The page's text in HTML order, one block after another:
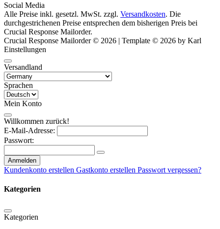
Social Media
Alle Preise inkl. gesetzl. MwSt. zzgl. Versandkosten. Die
durchgestrichenen Preise entsprechen dem bisherigen Preis bei
Crucial Response Mailorder.
Crucial Response Mailorder © 2026 | Template © 2026 by Karl
Einstellungen
Versandland
Sprachen
Mein Konto
Willkommen zurück!
E-Mail-Adresse:
Passwort:
Anmelden
Kundenkonto erstellen Gastkonto erstellen Passwort vergessen?
Kategorien
Kategorien